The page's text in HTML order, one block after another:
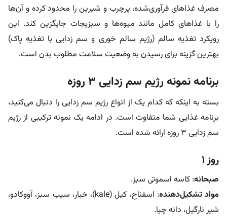
مصرف غذاهای فرآوری‌شده، پرچرب و شیرین را محدود کرده و آن‌ها
را با غذاهای کامل مانند میوه‌ها و سبزیجات جایگزین کند. این
رویکرد تغذیه سالم (رژیم سالم خوری و سم زدایی با تغذیه پاک)
بهترین گزینه برای رسیدن به وضعیت سلامت مطلوب بدن است.
برنامه نمونه رژیم سم‌ زدایی ۳ روزه
بسته به اینکه که کدام یک از انواع رژیم سم زدایی را دنبال می‌کنید،
برنامه غذایی شما متفاوت است. در ادامه یک نمونه ترکیبی از رژیم
سم زدایی ۳ روزه ارائه شده است.
روز ۱
صبحانه: کاسه اسموتی سبز.
مواد تشکیل‌دهنده
: اسفناج، کیل (kale)، خیار، سیب سبز، آووکادو،
شیر نارگیل، دانه چیا.